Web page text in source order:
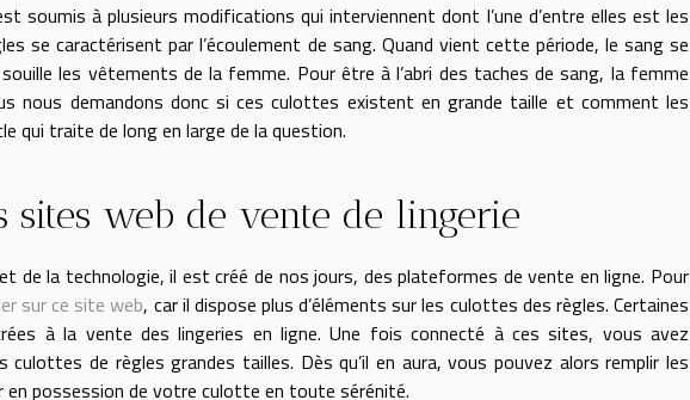
soumis à plusieurs modifications qui interviennent dont l’une d’entre elles est les
se caractérisent par l’écoulement de sang. Quand vient cette période, le sang se
les vêtements de la femme. Pour être à l’abri des taches de sang, la femme
nous demandons donc si ces culottes existent en grande taille et comment les
qui traite de long en large de la question.
sites web de vente de lingerie
de la technologie, il est créé de nos jours, des plateformes de vente en ligne. Pour
sur ce site web, car il dispose plus d’éléments sur les culottes des règles. Certaines
à la vente des lingeries en ligne. Une fois connecté à ces sites, vous avez
culottes de règles grandes tailles. Dès qu’il en aura, vous pouvez alors remplir les
possession de votre culotte en toute sérénité.